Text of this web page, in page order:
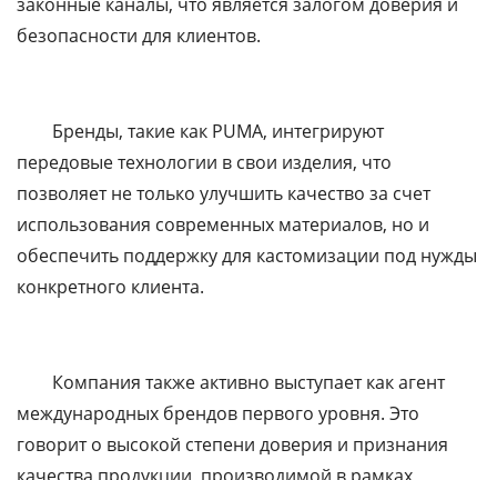
безопасности для клиентов.
Бренды, такие как PUMA, интегрируют
передовые технологии в свои изделия, что
позволяет не только улучшить качество за счет
использования современных материалов, но и
обеспечить поддержку для кастомизации под нужды
конкретного клиента.
Компания также активно выступает как агент
международных брендов первого уровня. Это
говорит о высокой степени доверия и признания